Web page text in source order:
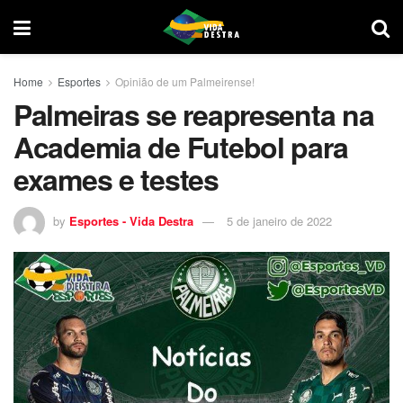
Home Esportes Opinião de um Palmeirense!
Palmeiras se reapresenta na
Academia de Futebol para
exames e testes
by Esportes - Vida Destra 5 de janeiro de 2022